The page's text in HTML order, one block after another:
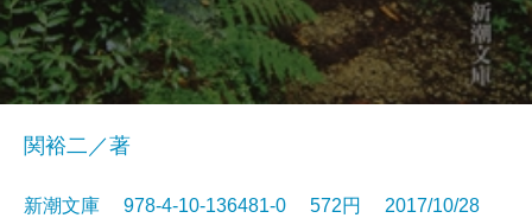
関裕二／著
新潮文庫 978-4-10-136481-0 572円 2017/10/28